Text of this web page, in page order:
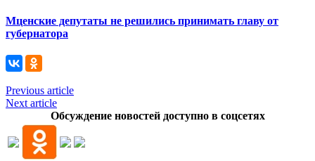
Мценские депутаты не решились принимать главу от
губернатора
Previous article
Next article
Обсуждение новостей доступно в соцсетях